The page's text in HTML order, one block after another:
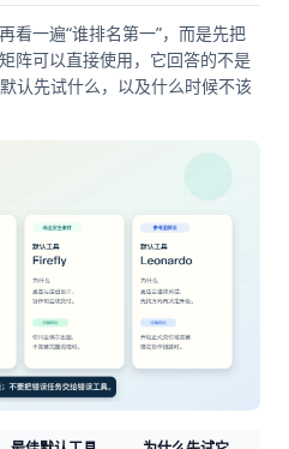
看一遍“谁排名第一”，而是先把
阵可以直接使用，它回答的不是
认先试什么，以及什么时候不该